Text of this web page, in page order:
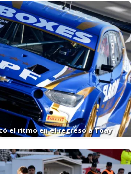
el ritmo en el regreso a Toay